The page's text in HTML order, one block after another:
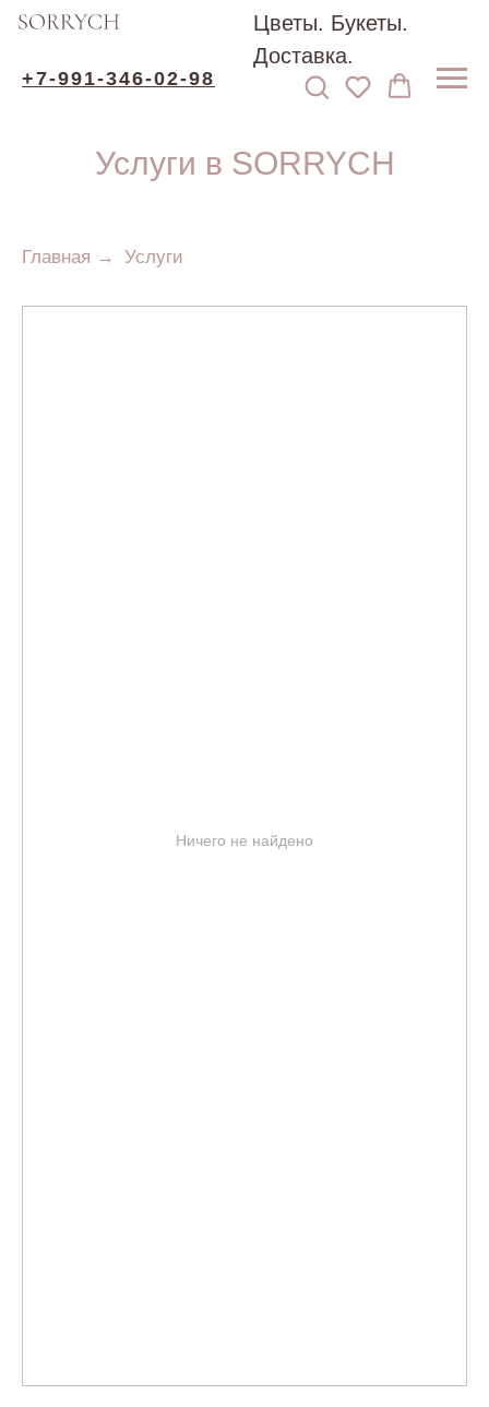
Цветы. Букеты.
+7-991-346-02-98
Услуги в SORRYCH
Главная → Услуги
Ничего не найдено